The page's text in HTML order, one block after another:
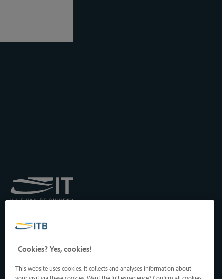
het Transport langs de
Drukpersstraat 19
1000 Brussel, België
Tel: +32 2 217 09 67
http://www.itb-info.be
Cookies? Yes, cookies!
This website uses cookies. It collects and analyses information about